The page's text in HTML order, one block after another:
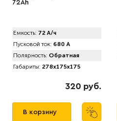
72Ah
Емкость: 72 А/ч
Пусковой ток: 680 А
Полярность: Обратная
Габариты: 278x175x175
320 руб.
В корзину